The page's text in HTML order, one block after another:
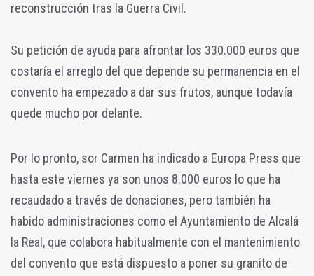
reconstrucción tras la Guerra Civil.
Su petición de ayuda para afrontar los 330.000 euros que
costaría el arreglo del que depende su permanencia en el
convento ha empezado a dar sus frutos, aunque todavía
quede mucho por delante.
Por lo pronto, sor Carmen ha indicado a Europa Press que
hasta este viernes ya son unos 8.000 euros lo que ha
recaudado a través de donaciones, pero también ha
habido administraciones como el Ayuntamiento de Alcalá
la Real, que colabora habitualmente con el mantenimiento
del convento que está dispuesto a poner su granito de